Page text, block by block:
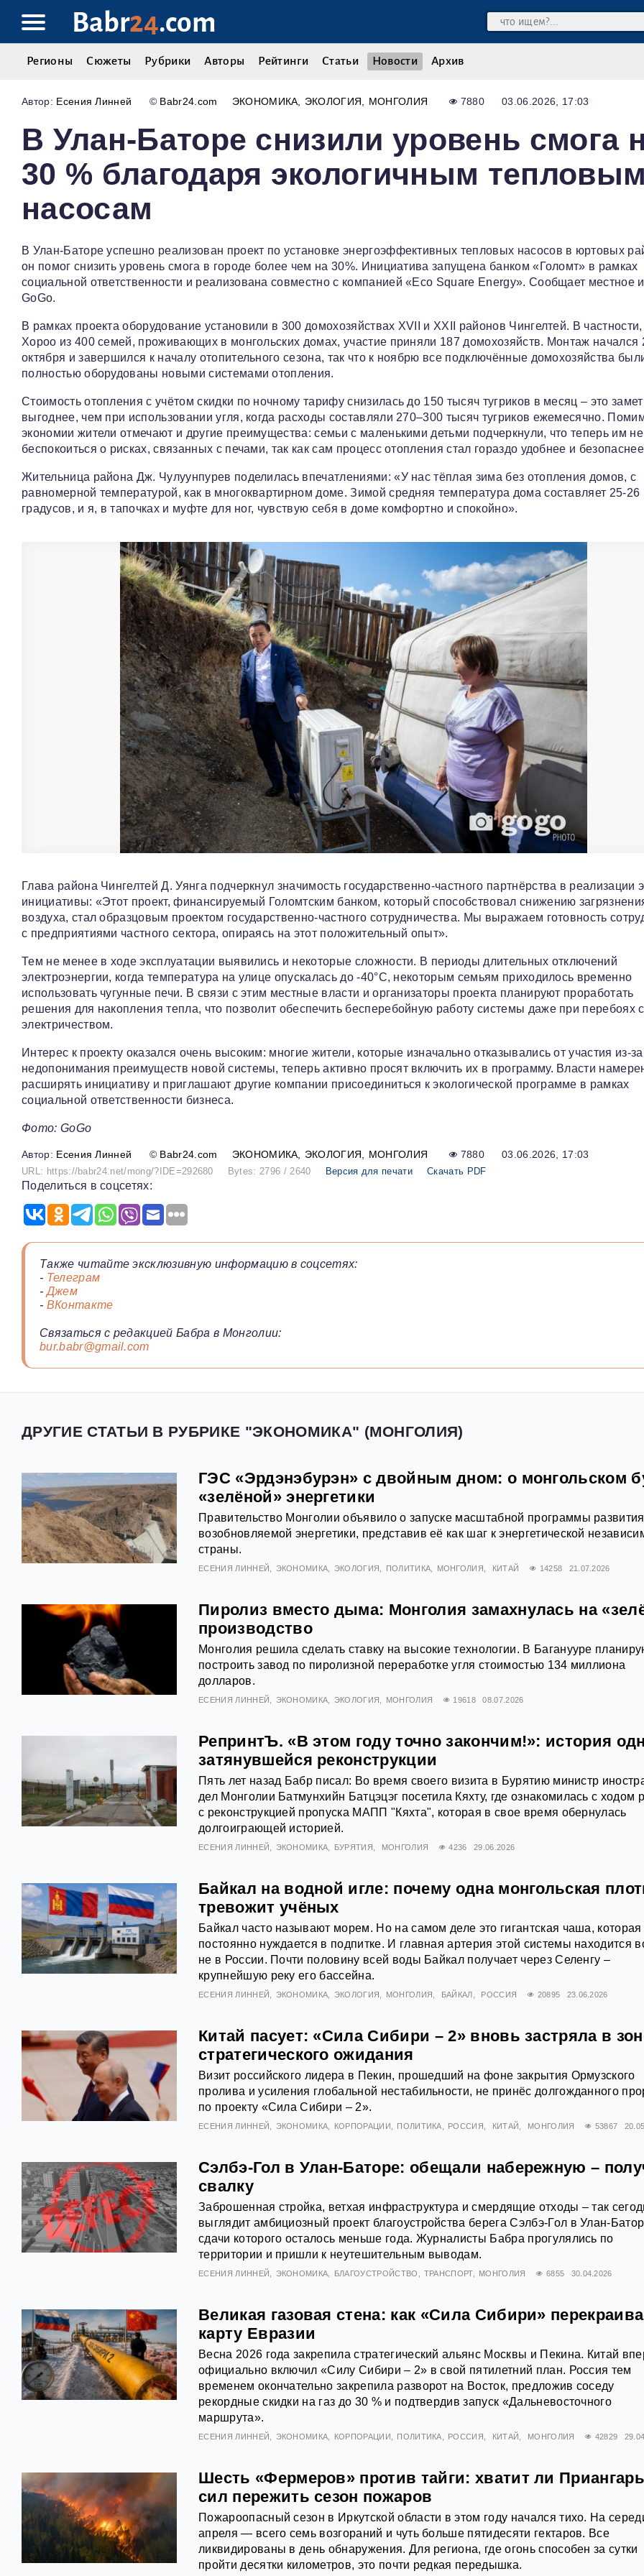
Babr24.com
Регионы Сюжеты Рубрики Авторы Рейтинги Статьи Новости Архив
Есения Линней © Babr24.com ЭКОНОМИКА ЭКОЛОГИЯ МОНГОЛИЯ 7880 03.06.2026, 17:03
В Улан-Баторе снизили уровень смога
30 % благодаря экологичным
насосам
В Улан‑Баторе успешно реализован проект по установке энергоэффективных тепловых насосов в юртовых
он помог снизить уровень смога в городе более чем на 30%. Инициатива запущена банком «Голомт» в рамках
социальной ответственности и реализована совместно с компанией «Eco Square Energy». Сообщает местное
GoGo.
В рамках проекта оборудование установили в 300 домохозяйствах XVII и XXII районов Чингелтей. В
Хороо из 400 семей, проживающих в монгольских домах, участие приняли 187 домохозяйств. Монтаж начался
октября и завершился к началу отопительного сезона, так что к ноябрю все подключённые домохозяйства
полностью оборудованы новыми системами отопления.
Стоимость отопления с учётом скидки по ночному тарифу снизилась до 150 тысяч тугриков в месяц – это
выгоднее, чем при использовании угля, когда расходы составляли 270–300 тысяч тугриков ежемесячно.
экономии жители отмечают и другие преимущества: семьи с маленькими детьми подчеркнули, что теперь им
беспокоиться о рисках, связанных с печами, так как сам процесс отопления стал гораздо удобнее и
Жительница района Дж. Чулуунпурев поделилась впечатлениями: «У нас тёплая зима без отопления домов, с
равномерной температурой, как в многоквартирном доме. Зимой средняя температура дома составляет 25-26
градусов, и я, в тапочках и муфте для ног, чувствую себя в доме комфортно и спокойно».
Глава района Чингелтей Д. Уянга подчеркнул значимость государственно‑частного партнёрства в реализации
инициативы: «Этот проект, финансируемый Голомтским банком, который способствовал снижению
воздуха, стал образцовым проектом государственно‑частного сотрудничества. Мы выражаем готовность
с предприятиями частного сектора, опираясь на этот положительный опыт».
Тем не менее в ходе эксплуатации выявились и некоторые сложности. В периоды длительных отключений
электроэнергии, когда температура на улице опускалась до -40°C, некоторым семьям приходилось временно
использовать чугунные печи. В связи с этим местные власти и организаторы проекта планируют проработать
решения для накопления тепла, что позволит обеспечить бесперебойную работу системы даже при перебоях с
электричеством.
Интерес к проекту оказался очень высоким: многие жители, которые изначально отказывались от участия из‑за
недопонимания преимуществ новой системы, теперь активно просят включить их в программу. Власти
расширять инициативу и приглашают другие компании присоединиться к экологической программе в рамках
социальной ответственности бизнеса.
Фото: GoGo
Есения Линней © Babr24.com ЭКОНОМИКА ЭКОЛОГИЯ МОНГОЛИЯ 7880 03.06.2026, 17:03
URL: https://babr24.net/mong/?IDE=292680 Bytes: 2796 / 2640 Версия для печати Скачать PDF
Поделиться в соцсетях:
Также читайте эксклюзивную информацию в соцсетях:
- Телеграм
-Джем
- ВКонтакте
Связаться с редакцией Бабра в Монголии:
bur.babr@gmail.com
ДРУГИЕ СТАТЬИ В РУБРИКЕ "ЭКОНОМИКА" (МОНГОЛИЯ)
ГЭС «Эрдэнэбурэн» с двойным дном: о монгольском
«зелёной» энергетики
Правительство Монголии объявило о запуске масштабной программы развития
возобновляемой энергетики, представив её как шаг к энергетической
страны.
ЕСЕНИЯ ЛИННЕЙ ЭКОНОМИКА ЭКОЛОГИЯ ПОЛИТИКА МОНГОЛИЯ КИТАЙ 14258 21.07.2026
Пиролиз вместо дыма: Монголия замахнулась на
производство
Монголия решила сделать ставку на высокие технологии. В Баганууре
построить завод по пиролизной переработке угля стоимостью 134 миллиона
долларов.
ЕСЕНИЯ ЛИННЕЙ ЭКОНОМИКА ЭКОЛОГИЯ МОНГОЛИЯ 19618 08.07.2026
РепринтЪ. «В этом году точно закончим!»: история
затянувшейся реконструкции
Пять лет назад Бабр писал: Во время своего визита в Бурятию министр
дел Монголии Батмунхийн Батцэцэг посетила Кяхту, где ознакомилась с ходом
с реконструкцией пропуска МАПП "Кяхта", которая в свое время обернулась
долгоиграющей историей.
ЕСЕНИЯ ЛИННЕЙ ЭКОНОМИКА БУРЯТИЯ МОНГОЛИЯ 4236 29.06.2026
Байкал на водной игле: почему одна монгольская
тревожит учёных
Байкал часто называют морем. Но на самом деле это гигантская чаша, которая
постоянно нуждается в подпитке. И главная артерия этой системы находится
не в России. Почти половину всей воды Байкал получает через Селенгу –
крупнейшую реку его бассейна.
ЕСЕНИЯ ЛИННЕЙ ЭКОНОМИКА ЭКОЛОГИЯ МОНГОЛИЯ БАЙКАЛ РОССИЯ 20895 23.06.2026
Китай пасует: «Сила Сибири – 2» вновь застряла в
стратегического ожидания
Визит российского лидера в Пекин, прошедший на фоне закрытия Ормузского
пролива и усиления глобальной нестабильности, не принёс долгожданного
по проекту «Сила Сибири – 2».
ЕСЕНИЯ ЛИННЕЙ ЭКОНОМИКА КОРПОРАЦИИ ПОЛИТИКА РОССИЯ КИТАЙ МОНГОЛИЯ 53867
Сэлбэ-Гол в Улан‑Баторе: обещали набережную –
свалку
Заброшенная стройка, ветхая инфраструктура и смердящие отходы – так
выглядит амбициозный проект благоустройства берега Сэлбэ-Гол в
сдачи которого осталось меньше года. Журналисты Бабра прогулялись по
территории и пришли к неутешительным выводам.
ЕСЕНИЯ ЛИННЕЙ ЭКОНОМИКА БЛАГОУСТРОЙСТВО ТРАНСПОРТ МОНГОЛИЯ 6855 30.04.2026
Великая газовая стена: как «Сила Сибири»
карту Евразии
Весна 2026 года закрепила стратегический альянс Москвы и Пекина. Китай
официально включил «Силу Сибири – 2» в свой пятилетний план. Россия тем
временем окончательно закрепила разворот на Восток, предложив соседу
рекордные скидки на газ до 30 % и подтвердив запуск «Дальневосточного
маршрута».
ЕСЕНИЯ ЛИННЕЙ ЭКОНОМИКА КОРПОРАЦИИ ПОЛИТИКА РОССИЯ КИТАЙ МОНГОЛИЯ 42829
Шесть «Фермеров» против тайги: хватит ли
сил пережить сезон пожаров
Пожароопасный сезон в Иркутской области в этом году начался тихо. На
апреля — всего семь возгораний и чуть больше пятидесяти гектаров. Все
ликвидированы в день обнаружения. Для региона, где огонь способен за сутки
пройти десятки километров, это почти редкая передышка.